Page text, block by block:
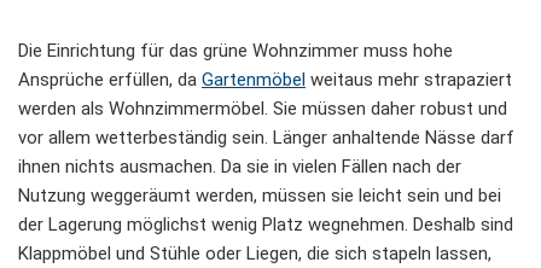
Die Einrichtung für das grüne Wohnzimmer muss hohe
Ansprüche erfüllen, da Gartenmöbel weitaus mehr strapaziert
werden als Wohnzimmermöbel. Sie müssen daher robust und
vor allem wetterbeständig sein. Länger anhaltende Nässe darf
ihnen nichts ausmachen. Da sie in vielen Fällen nach der
Nutzung weggeräumt werden, müssen sie leicht sein und bei
der Lagerung möglichst wenig Platz wegnehmen. Deshalb sind
Klappmöbel und Stühle oder Liegen, die sich stapeln lassen,